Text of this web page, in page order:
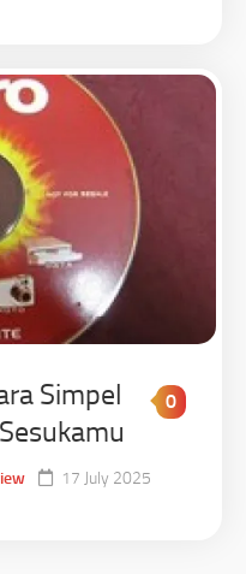
Simpel
0
17 July 2025